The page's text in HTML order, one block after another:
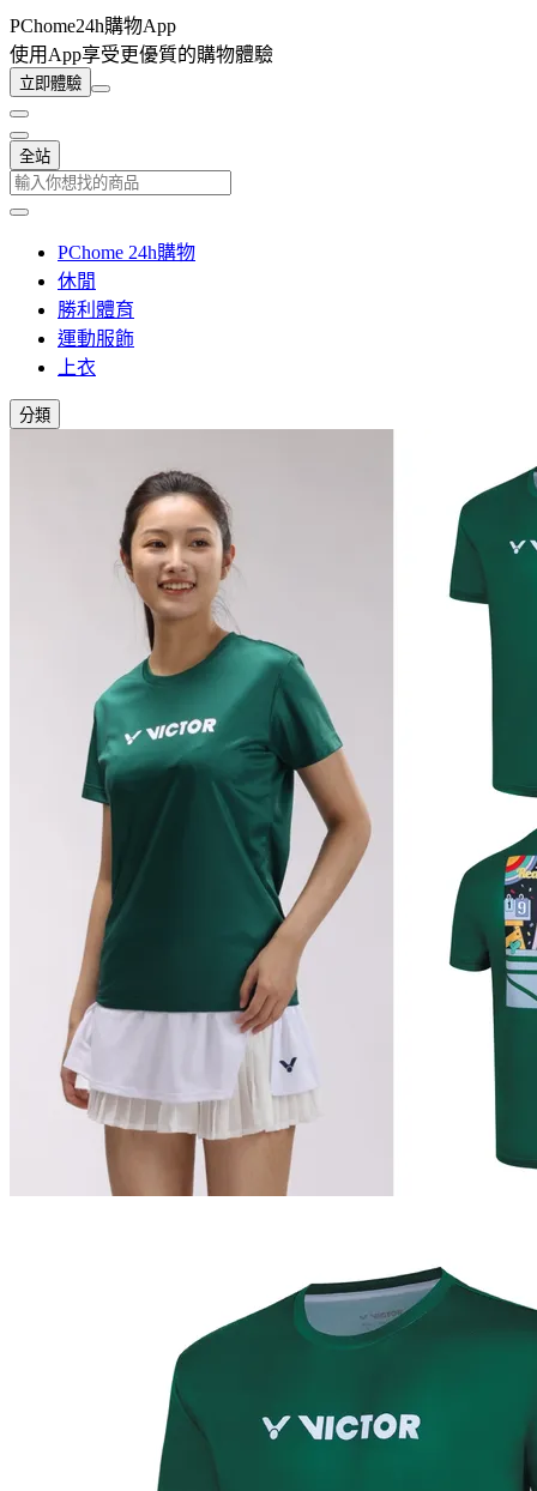
PChome24h購物App
使用App享受更優質的購物體驗
立即體驗
全站
PChome 24h購物
休閒
勝利體育
運動服飾
上衣
分類